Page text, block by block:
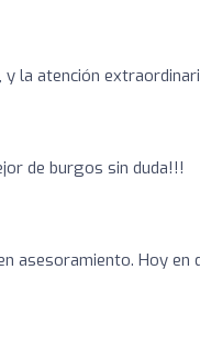
la atención
de burgos sin duda!!!
asesoramiento. Hoy